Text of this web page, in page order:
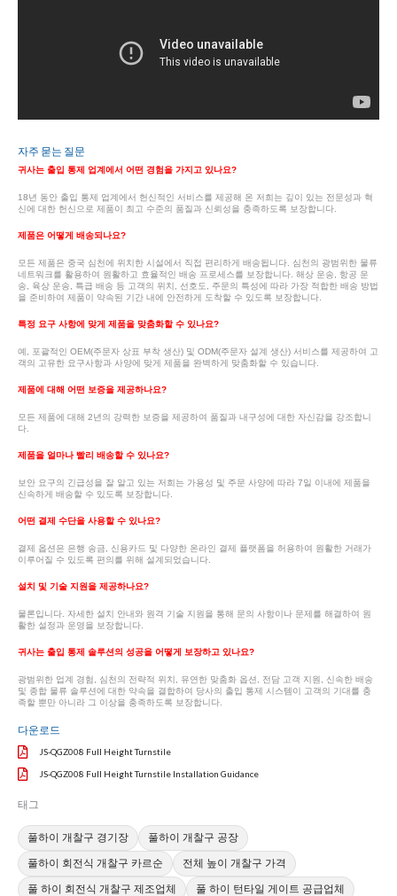
자주 묻는 질문
귀사는 출입 통제 업계에서 어떤 경험을 가지고 있나요?
18년 동안 출입 통제 업계에서 헌신적인 서비스를 제공해 온 저희는 깊이 있는 전문성과 혁
신에 대한 헌신으로 제품이 최고 수준의 품질과 신뢰성을 충족하도록 보장합니다.
제품은 어떻게 배송되나요?
모든 제품은 중국 심천에 위치한 시설에서 직접 편리하게 배송됩니다. 심천의 광범위한 물류
네트워크를 활용하여 원활하고 효율적인 배송 프로세스를 보장합니다. 해상 운송, 항공 운
송, 육상 운송, 특급 배송 등 고객의 위치, 선호도, 주문의 특성에 따라 가장 적합한 배송 방법
을 준비하여 제품이 약속된 기간 내에 안전하게 도착할 수 있도록 보장합니다.
특정 요구 사항에 맞게 제품을 맞춤화할 수 있나요?
예, 포괄적인 OEM(주문자 상표 부착 생산) 및 ODM(주문자 설계 생산) 서비스를 제공하여 고
객의 고유한 요구사항과 사양에 맞게 제품을 완벽하게 맞춤화할 수 있습니다.
제품에 대해 어떤 보증을 제공하나요?
모든 제품에 대해 2년의 강력한 보증을 제공하여 품질과 내구성에 대한 자신감을 강조합니
다.
제품을 얼마나 빨리 배송할 수 있나요?
보안 요구의 긴급성을 잘 알고 있는 저희는 가용성 및 주문 사양에 따라 7일 이내에 제품을
신속하게 배송할 수 있도록 보장합니다.
어떤 결제 수단을 사용할 수 있나요?
결제 옵션은 은행 송금, 신용카드 및 다양한 온라인 결제 플랫폼을 허용하여 원활한 거래가
이루어질 수 있도록 편의를 위해 설계되었습니다.
설치 및 기술 지원을 제공하나요?
물론입니다. 자세한 설치 안내와 원격 기술 지원을 통해 문의 사항이나 문제를 해결하여 원
활한 설정과 운영을 보장합니다.
귀사는 출입 통제 솔루션의 성공을 어떻게 보장하고 있나요?
광범위한 업계 경험, 심천의 전략적 위치, 유연한 맞춤화 옵션, 전담 고객 지원, 신속한 배송
및 종합 물류 솔루션에 대한 약속을 결합하여 당사의 출입 통제 시스템이 고객의 기대를 충
족할 뿐만 아니라 그 이상을 충족하도록 보장합니다.
다운로드
JS-QGZ008 Full Height Turnstile
JS-QGZ008 Full Height Turnstile Installation Guidance
태그
풀하이 개찰구 경기장 풀하이 개찰구 공장
풀하이 회전식 개찰구 카르순 전체 높이 개찰구 가격
풀 하이 회전식 개찰구 제조업체 풀 하이 턴타일 게이트 공급업체